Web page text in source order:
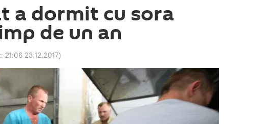
a dormit cu sora
de un an
21:06 23.12.2017)